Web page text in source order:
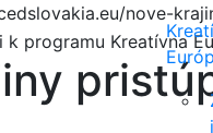
nove-